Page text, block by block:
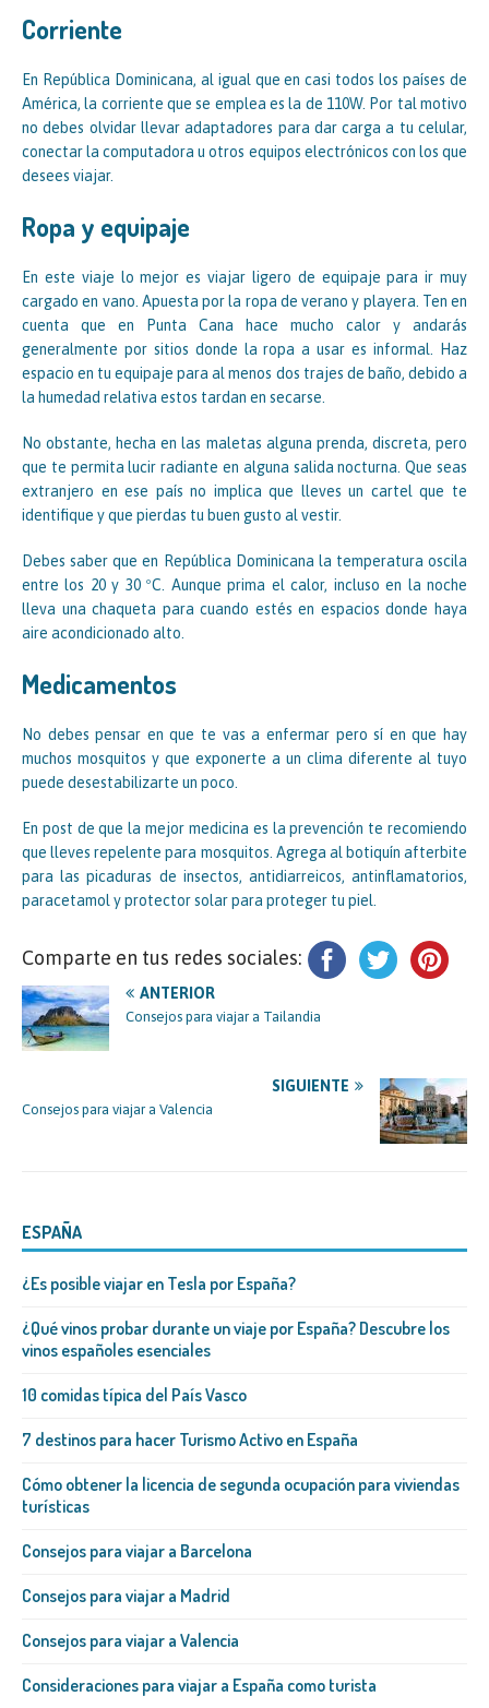
Corriente
En República Dominicana, al igual que en casi todos los países de
América, la corriente que se emplea es la de 110W. Por tal motivo
no debes olvidar llevar adaptadores para dar carga a tu celular,
conectar la computadora u otros equipos electrónicos con los que
desees viajar.
Ropa y equipaje
En este viaje lo mejor es viajar ligero de equipaje para ir muy
cargado en vano. Apuesta por la ropa de verano y playera. Ten en
cuenta que en Punta Cana hace mucho calor y andarás
generalmente por sitios donde la ropa a usar es informal. Haz
espacio en tu equipaje para al menos dos trajes de baño, debido a
la humedad relativa estos tardan en secarse.
No obstante, hecha en las maletas alguna prenda, discreta, pero
que te permita lucir radiante en alguna salida nocturna. Que seas
extranjero en ese país no implica que lleves un cartel que te
identifique y que pierdas tu buen gusto al vestir.
Debes saber que en República Dominicana la temperatura oscila
entre los 20 y 30 ºC. Aunque prima el calor, incluso en la noche
lleva una chaqueta para cuando estés en espacios donde haya
aire acondicionado alto.
Medicamentos
No debes pensar en que te vas a enfermar pero sí en que hay
muchos mosquitos y que exponerte a un clima diferente al tuyo
puede desestabilizarte un poco.
En post de que la mejor medicina es la prevención te recomiendo
que lleves repelente para mosquitos. Agrega al botiquín afterbite
para las picaduras de insectos, antidiarreicos, antinflamatorios,
paracetamol y protector solar para proteger tu piel.
Comparte en tus redes sociales:
ANTERIOR
Consejos para viajar a Tailandia
SIGUIENTE
Consejos para viajar a Valencia
ESPAÑA
¿Es posible viajar en Tesla por España?
¿Qué vinos probar durante un viaje por España? Descubre los
vinos españoles esenciales
10 comidas típica del País Vasco
7 destinos para hacer Turismo Activo en España
Cómo obtener la licencia de segunda ocupación para viviendas
turísticas
Consejos para viajar a Barcelona
Consejos para viajar a Madrid
Consejos para viajar a Valencia
Consideraciones para viajar a España como turista